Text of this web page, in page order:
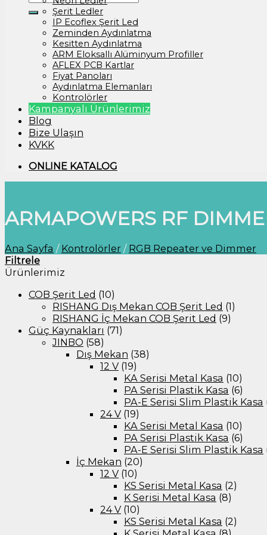
Şerit Ledler
IP Ecoflex Şerit Led
Zeminden Aydınlatma
Kesitten Aydınlatma
ARM Eloksallı Alüminyum Profiller
AFLEX PCB Kartlar
Fiyat Panoları
Aydınlatma Elemanları
Kontrolörler
Kampanyalı Ürünlerimiz
Blog
Bize Ulaşın
KVKK
ONLINE KATALOG
ARMAPOWERS RF
Ana Sayfa / Kontrolörler / RGB Repeater ve Dimmer
Filtrele
Ürünlerimiz
COB Şerit Led (10)
RISHANG Dış Mekan COB Şerit Led (1)
RISHANG İç Mekan COB Şerit Led (9)
Güç Kaynakları (71)
JINBO (58)
Dış Mekan (38)
12 V (19)
KA Serisi Metal Kasa (10)
PA Serisi Plastik Kasa (6)
PA-E Serisi Slim Plastik Kasa
24 V (19)
KA Serisi Metal Kasa (10)
PA Serisi Plastik Kasa (6)
PA-E Serisi Slim Plastik Kasa
İç Mekan (20)
12 V (10)
KS Serisi Metal Kasa (2)
K Serisi Metal Kasa (8)
24 V (10)
KS Serisi Metal Kasa (2)